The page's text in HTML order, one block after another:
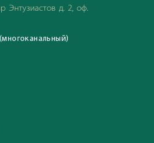
Энтузиастов д. 2, оф.